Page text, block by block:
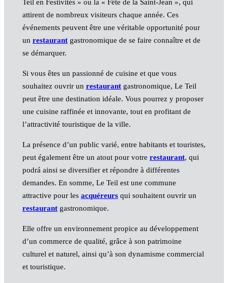
Teil en Festivités » ou la « Fête de la Saint-Jean », qui
attirent de nombreux visiteurs chaque année. Ces
événements peuvent être une véritable opportunité pour
un restaurantgastronomique de se faire connaître et de
se démarquer.
Si vous êtes un passionné de cuisine et que vous
souhaitez ouvrir un restaurantgastronomique, Le Teil
peut être une destination idéale. Vous pourrez y proposer
une cuisine raffinée et innovante, tout en profitant de
l’attractivité touristique de la ville.
La présence d’un public varié, entre habitants et touristes,
peut également être un atout pour votre restaurant, qui
podrá ainsi se diversifier et répondre à différentes
demandes. En somme, Le Teil est une commune
attractive pour les acquéreursqui souhaitent ouvrir un
restaurantgastronomique.
Elle offre un environnement propice au développement
d’un commerce de qualité, grâce à son patrimoine
culturel et naturel, ainsi qu’à son dynamisme commercial
et touristique.